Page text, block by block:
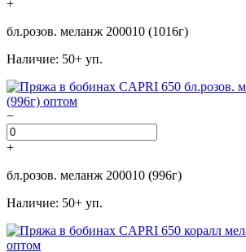
+
бл.розов. меланж 200010 (1016г)
Наличие: 50+ уп.
−
+
бл.розов. меланж 200010 (996г)
Наличие: 50+ уп.